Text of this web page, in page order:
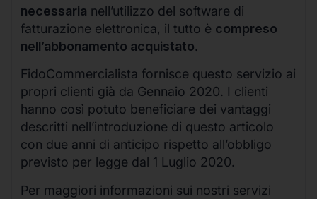
necessaria nell’utilizzo del software di
fatturazione elettronica, il tutto è compreso
nell’abbonamento acquistato.
FidoCommercialista fornisce questo servizio ai
propri clienti già da Gennaio 2020. I clienti
hanno così potuto beneficiare dei vantaggi
descritti nell’introduzione di questo articolo
con due anni di anticipo rispetto all’obbligo
previsto per legge dal 1 Luglio 2020.
Per maggiori informazioni sui nostri servizi